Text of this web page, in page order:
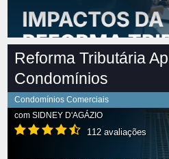
Reforma Tributária
Condomínios
Condomínios Comerciais
com SIDNEY D'AGÁZIO
112 avaliações